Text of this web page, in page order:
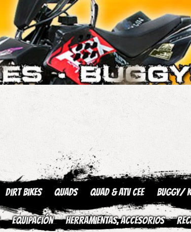
Dirt Bikes Quads QUAD & ATV CEE Buggy/
Equipación HERRAMIENTAS, ACCESORIOS